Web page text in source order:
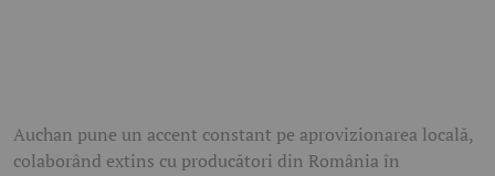
Auchan pune un accent constant pe aprovizionarea locală,
colaborând extins cu producători din România în